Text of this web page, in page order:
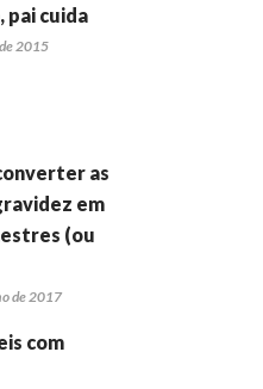
pai cuida
2015
as
em
(ou
de 2017
com